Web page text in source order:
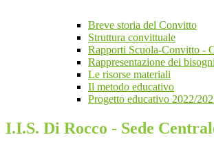
Breve storia del Convitto
Struttura convittuale
Rapporti Scuola-Convitto -
Rappresentazione dei
Le risorse materiali
Il metodo educativo
Progetto educativo 2022/
I.I.S. Di Rocco - Sede